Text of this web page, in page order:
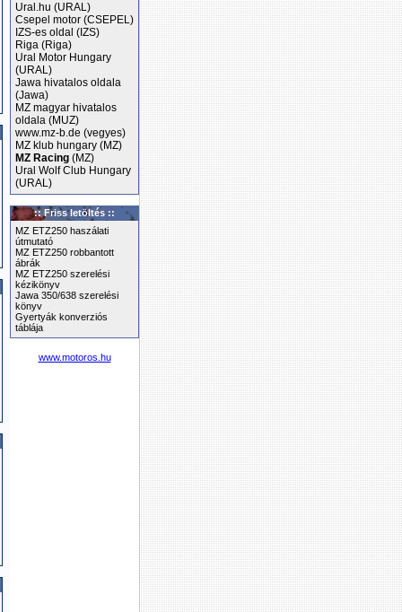
Ural.hu (URAL)
Csepel motor (CSEPEL)
IZS-es oldal (IZS)
Riga (Riga)
Ural Motor Hungary
(URAL)
Jawa hivatalos oldala
(Jawa)
MZ magyar hivatalos
oldala (MUZ)
www.mz-b.de (vegyes)
MZ klub hungary (MZ)
MZ Racing (MZ)
Ural Wolf Club Hungary
(URAL)
:: Friss letöltés ::
MZ ETZ250 haszálati
útmutató
MZ ETZ250 robbantott
ábrák
MZ ETZ250 szerelési
kézikönyv
Jawa 350/638 szerelési
könyv
Gyertyák konverziós
táblája
www.motoros.hu